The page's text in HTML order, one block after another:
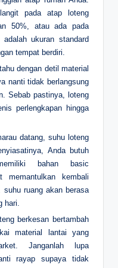
pada atap loteng
50%, atau ada pada
ukuran standard
tempat berdiri.
dengan detil material
nanti tidak berlangsung
Sebab pastinya, loteng
perlengkapan hingga
datang, suhu loteng
Anda butuh
bahan basic
memantulkan kembali
ruang akan berasa
hari.
berkesan bertambah
material lantai yang
Janganlah lupa
rayap supaya tidak